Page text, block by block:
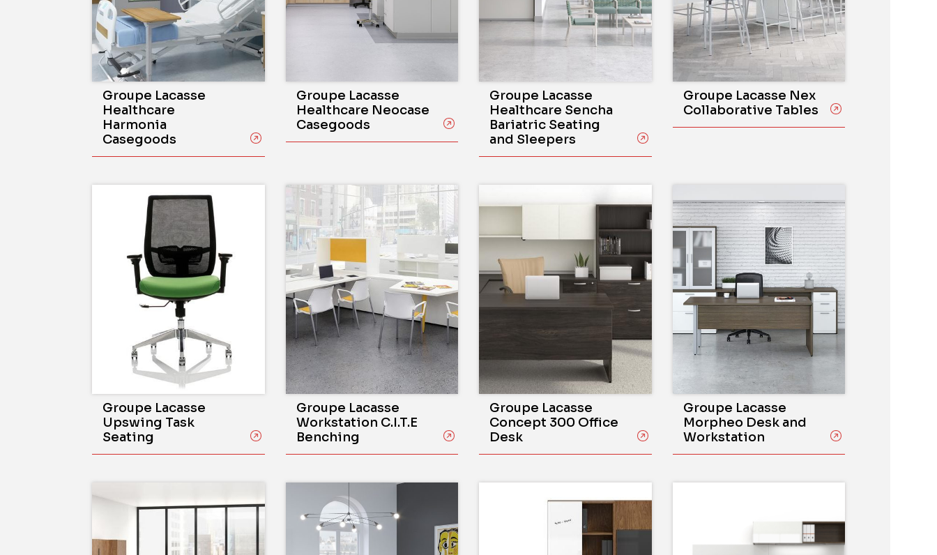
Groupe Lacasse
Healthcare
Harmonia
Casegoods
Groupe Lacasse
Healthcare Neocase
Casegoods
Groupe Lacasse
Healthcare Sencha
Bariatric Seating
and Sleepers
Groupe Lacasse Nex
Collaborative Tables
Groupe Lacasse
Upswing Task
Seating
Groupe Lacasse
Workstation C.I.T.E
Benching
Groupe Lacasse
Concept 300 Office
Desk
Groupe Lacasse
Morpheo Desk and
Workstation